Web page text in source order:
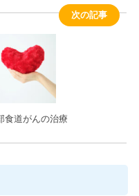
次の記事
食道がんの治療